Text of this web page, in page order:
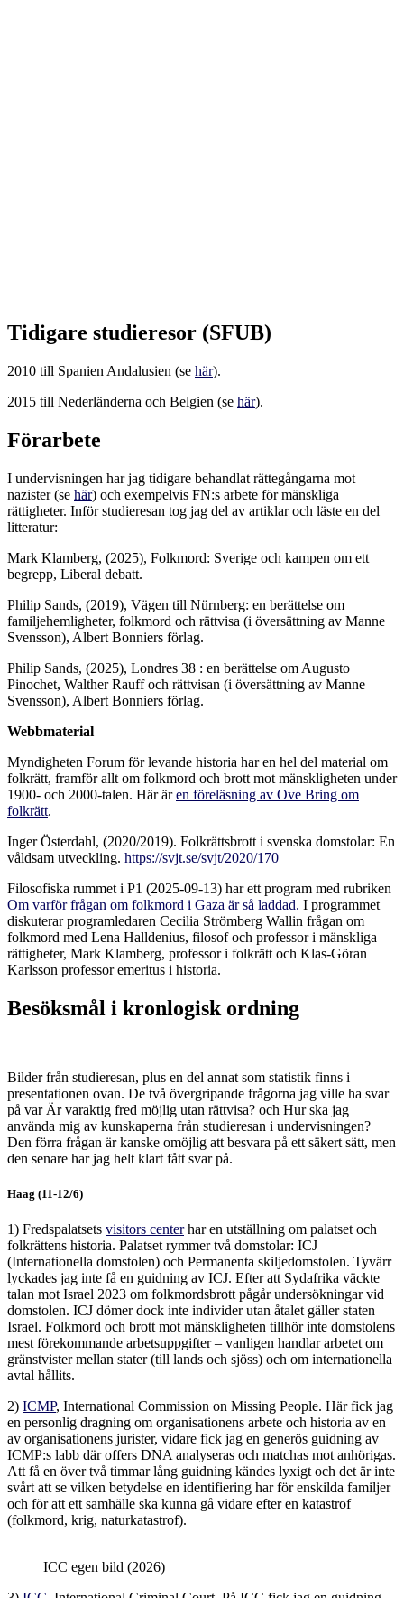
Tidigare studieresor (SFUB)
2010 till Spanien Andalusien (se här).
2015 till Nederländerna och Belgien (se här).
Förarbete
I undervisningen har jag tidigare behandlat rättegångarna mot
nazister (se här) och exempelvis FN:s arbete för mänskliga
rättigheter. Inför studieresan tog jag del av artiklar och läste en del
litteratur:
Mark Klamberg, (2025), Folkmord: Sverige och kampen om ett
begrepp, Liberal debatt.
Philip Sands, (2019), Vägen till Nürnberg: en berättelse om
familjehemligheter, folkmord och rättvisa (i översättning av Manne
Svensson), Albert Bonniers förlag.
Philip Sands, (2025), Londres 38 : en berättelse om Augusto
Pinochet, Walther Rauff och rättvisan (i översättning av Manne
Svensson), Albert Bonniers förlag.
Webbmaterial
Myndigheten Forum för levande historia har en hel del material om
folkrätt, framför allt om folkmord och brott mot mänskligheten under
1900- och 2000-talen. Här ären föreläsning av Ove Bring om
folkrätt.
Inger Österdahl, (2020/2019). Folkrättsbrott i svenska domstolar: En
våldsam utveckling. https://svjt.se/svjt/2020/170
Filosofiska rummet i P1 (2025-09-13) har ett program med rubriken
Om varför frågan om folkmord i Gaza är så laddad. I programmet
diskuterar programledaren Cecilia Strömberg Wallin frågan om
folkmord med Lena Halldenius, filosof och professor i mänskliga
rättigheter, Mark Klamberg, professor i folkrätt och Klas-Göran
Karlsson professor emeritus i historia.
Besöksmål i kronlogisk ordning
Bilder från studieresan, plus en del annat som statistik finns i
presentationen ovan. De två övergripande frågorna jag ville ha svar
på var Är varaktig fred möjlig utan rättvisa? och Hur ska jag
använda mig av kunskaperna från studieresan i undervisningen?
Den förra frågan är kanske omöjlig att besvara på ett säkert sätt, men
den senare har jag helt klart fått svar på.
Haag (11-12/6)
1) Fredspalatsets visitors centerhar en utställning om palatset och
folkrättens historia. Palatset rymmer två domstolar: ICJ
(Internationella domstolen) och Permanenta skiljedomstolen. Tyvärr
lyckades jag inte få en guidning av ICJ. Efter att Sydafrika väckte
talan mot Israel 2023 om folkmordsbrott pågår undersökningar vid
domstolen. ICJ dömer dock inte individer utan åtalet gäller staten
Israel. Folkmord och brott mot mänskligheten tillhör inte domstolens
mest förekommande arbetsuppgifter – vanligen handlar arbetet om
gränstvister mellan stater (till lands och sjöss) och om internationella
avtal hållits.
2) ICMP, International Commission on Missing People. Här fick jag
en personlig dragning om organisationens arbete och historia av en
av organisationens jurister, vidare fick jag en generös guidning av
ICMP:s labb där offers DNA analyseras och matchas mot anhörigas.
Att få en över två timmar lång guidning kändes lyxigt och det är inte
svårt att se vilken betydelse en identifiering har för enskilda familjer
och för att ett samhälle ska kunna gå vidare efter en katastrof
(folkmord, krig, naturkatastrof).
ICC egen bild (2026)